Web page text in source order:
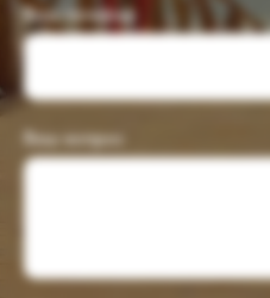
Ваш телефон
Ваш вопрос